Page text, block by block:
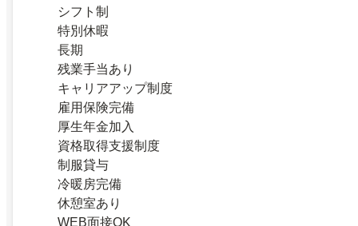
シフト制
特別休暇
長期
残業手当あり
キャリアアップ制度
雇用保険完備
厚生年金加入
資格取得支援制度
制服貸与
冷暖房完備
休憩室あり
WEB面接OK